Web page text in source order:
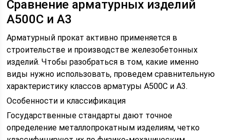
Сравнение арматурных изделий
А500С и А3
Арматурный прокат активно применяется в
строительстве и производстве железобетонных
изделий. Чтобы разобраться в том, какие именно
виды нужно использовать, проведем сравнительную
характеристику классов арматуры А500С и А3.
Особенности и классификация
Государственные стандарты дают точное
определение металлопрокатным изделиям, четко